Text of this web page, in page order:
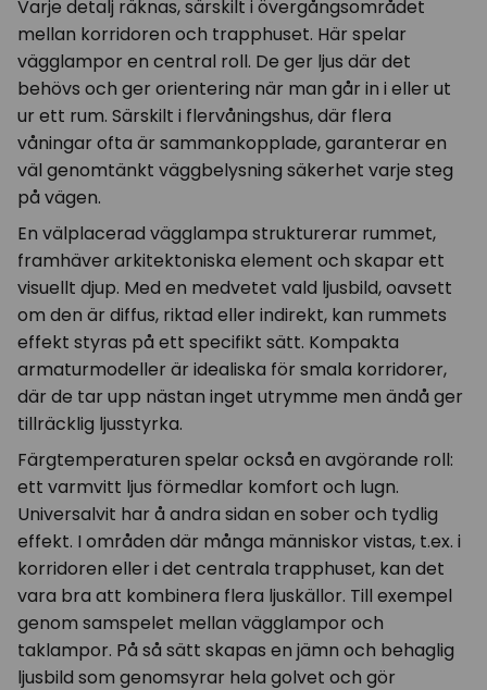
Varje detalj räknas, särskilt i övergångsområdet
mellan korridoren och trapphuset. Här spelar
vägglampor en central roll. De ger ljus där det
behövs och ger orientering när man går in i eller ut
ur ett rum. Särskilt i flervåningshus, där flera
våningar ofta är sammankopplade, garanterar en
väl genomtänkt väggbelysning säkerhet varje steg
på vägen.
En välplacerad vägglampa strukturerar rummet,
framhäver arkitektoniska element och skapar ett
visuellt djup. Med en medvetet vald ljusbild, oavsett
om den är diffus, riktad eller indirekt, kan rummets
effekt styras på ett specifikt sätt. Kompakta
armaturmodeller är idealiska för smala korridorer,
där de tar upp nästan inget utrymme men ändå ger
tillräcklig ljusstyrka.
Färgtemperaturen spelar också en avgörande roll:
ett varmvitt ljus förmedlar komfort och lugn.
Universalvit har å andra sidan en sober och tydlig
effekt. I områden där många människor vistas, t.ex. i
korridoren eller i det centrala trapphuset, kan det
vara bra att kombinera flera ljuskällor. Till exempel
genom samspelet mellan vägglampor och
taklampor. På så sätt skapas en jämn och behaglig
ljusbild som genomsyrar hela golvet och gör